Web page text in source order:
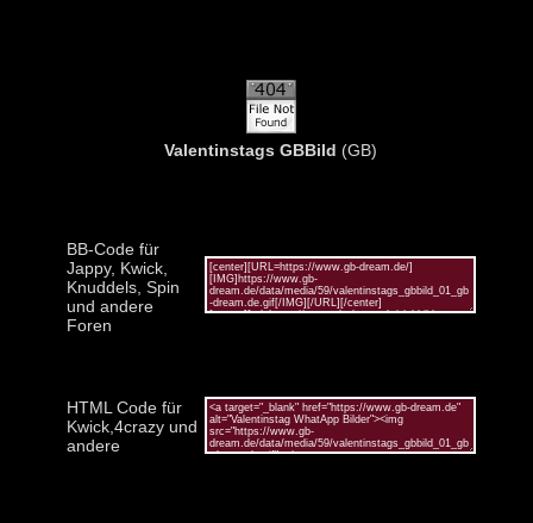
Valentinstags GBBild (GB)
BB-Code für
Jappy, Kwick,
Knuddels, Spin
und andere
Foren
HTML Code für
Kwick,4crazy und
andere